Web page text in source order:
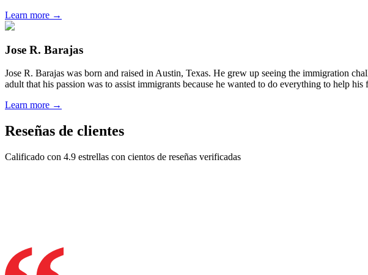
Learn more →
Jose R. Barajas
Jose R. Barajas was born and raised in Austin, Texas. He grew up seeing the immigration
adult that his passion was to assist immigrants because he wanted to do everything to help his
Learn more →
Reseñas de clientes
Calificado con 4.9 estrellas con cientos de reseñas verificadas